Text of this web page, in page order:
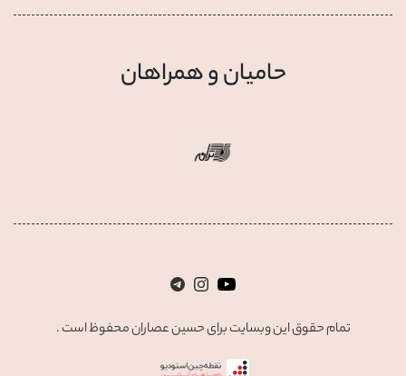
حامیان و همراهان
تمام حقوق این وبسایت برای حسین عصاران محفوظ است .